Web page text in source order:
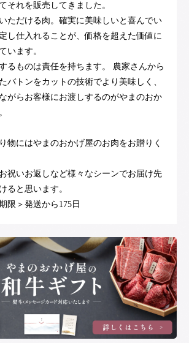
それを販売してきました。
ただける肉。確実に美味しいと喜んでい
し仕入れることが、価格を超えた価値に
います。
るものは責任を持ちます。 農家さんから
バトンをカットの技術でより美味しく、
がらお客様にお渡しするのがやまのおか
物にはやまのおかげ屋のお肉をお贈りく
祝いお返しなど様々なシーンでお届け先
ると思います。
限＞発送から175日